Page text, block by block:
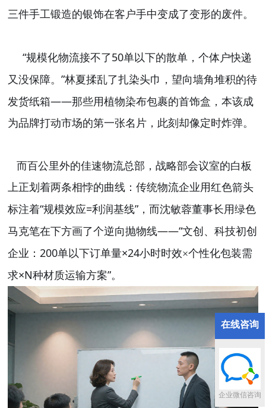
三件手工锻造的银饰在客户手中变成了变形的废件。
“规模化物流接不了50单以下的散单，个体户快递
又没保障。”林夏揉乱了扎染头巾，望向墙角堆积的待
发货纸箱——那些用植物染布包裹的首饰盒，本该成
为品牌打动市场的第一张名片，此刻却像定时炸弹。
而百公里外的佳速物流总部，战略部会议室的白板
上正划着两条相悖的曲线：传统物流企业用红色箭头
标注着“规模效应=利润基线” ，而沈敏蓉董事长用绿色
马克笔在下方画了个逆向抛物线——“文创、科技初创
企业： 200单以下订单量×24小时时效×个性化包装需
求×N种材质运输方案”。
在线咨询
企业微信咨询